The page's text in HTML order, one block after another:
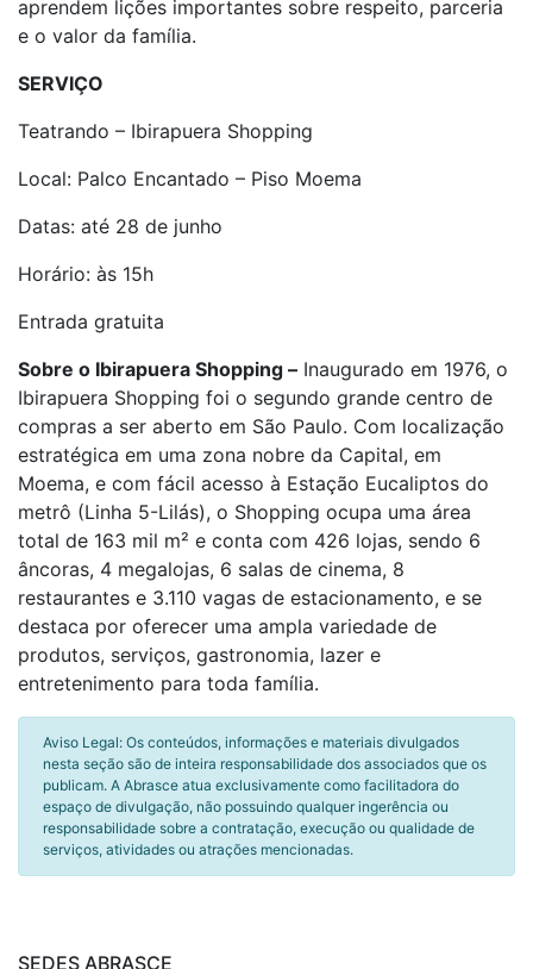
aprendem lições importantes sobre respeito, parceria
e o valor da família.
SERVIÇO
Teatrando – Ibirapuera Shopping
Local: Palco Encantado – Piso Moema
Datas: até 28 de junho
Horário: às 15h
Entrada gratuita
Sobre o Ibirapuera Shopping – Inaugurado em 1976, o
Ibirapuera Shopping foi o segundo grande centro de
compras a ser aberto em São Paulo. Com localização
estratégica em uma zona nobre da Capital, em
Moema, e com fácil acesso à Estação Eucaliptos do
metrô (Linha 5-Lilás), o Shopping ocupa uma área
total de 163 mil m² e conta com 426 lojas, sendo 6
âncoras, 4 megalojas, 6 salas de cinema, 8
restaurantes e 3.110 vagas de estacionamento, e se
destaca por oferecer uma ampla variedade de
produtos, serviços, gastronomia, lazer e
entretenimento para toda família.
Aviso Legal: Os conteúdos, informações e materiais divulgados
nesta seção são de inteira responsabilidade dos associados que os
publicam. A Abrasce atua exclusivamente como facilitadora do
espaço de divulgação, não possuindo qualquer ingerência ou
responsabilidade sobre a contratação, execução ou qualidade de
serviços, atividades ou atrações mencionadas.
SEDES ABRASCE